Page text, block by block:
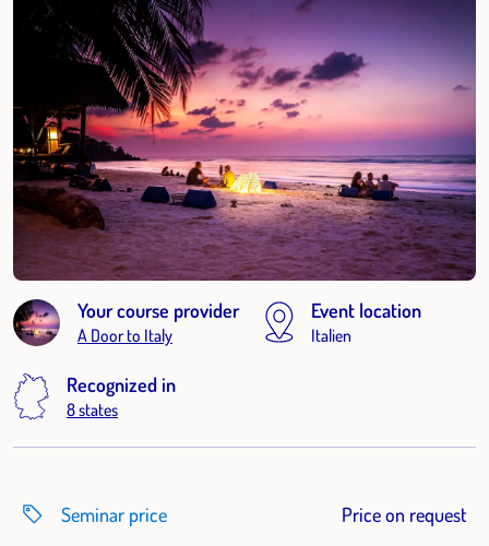
Your course provider
A Door to Italy
Event location
Italien
Recognized in
8 states
Seminar price
Price on request